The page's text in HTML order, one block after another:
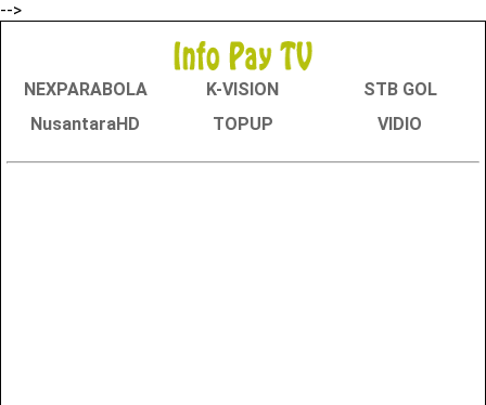
-->
NEXPARABOLA K-VISION
STB GOL
NusantaraHD
TOPUP VIDIO